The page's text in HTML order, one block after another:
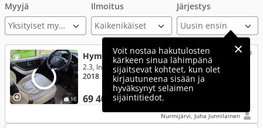
Myyjä
Yksityiset myyjät
Ilmoitus Järjestys
Voit nostaa hakutulosten
kärkeen sinua lähimpänä
sijaitsevat kohteet, kun olet
kirjautuneena sisään ja
hyväksynyt selaimen
sijaintitiedot.
16
Hymer Exsis, Fiat
69 400 €
2.3, Integroitu, Ex588
2018
● Diesel ● Automaatti● 46 000 km
Nurmijärvi, Juha Junnilainen